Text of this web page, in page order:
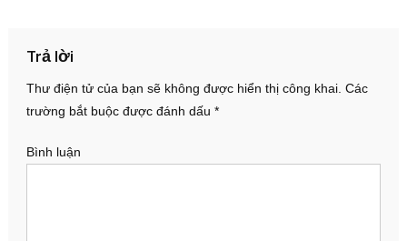
Trả lời
Thư điện tử của bạn sẽ không được hiển thị công khai. Các
trường bắt buộc được đánh dấu *
Bình luận